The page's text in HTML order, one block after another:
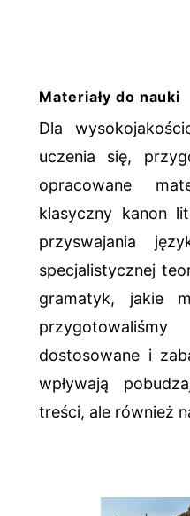
Materiały do nauki
Dla
uczenia się,
opracowane
klasyczny kanon
przyswajania
specjalistycznej
gramatyk, jakie
dostosowane i
wpływają
treści, ale również